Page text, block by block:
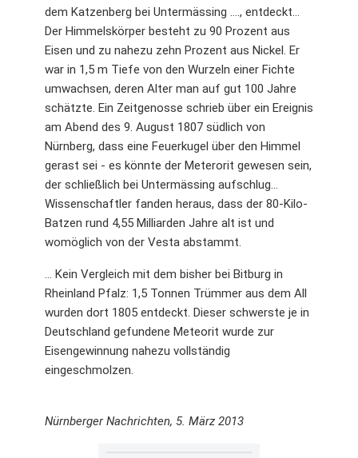
dem Katzenberg bei Untermässing ...., entdeckt...
Der Himmelskörper besteht zu 90 Prozent aus
Eisen und zu nahezu zehn Prozent aus Nickel. Er
war in 1,5 m Tiefe von den Wurzeln einer Fichte
umwachsen, deren Alter man auf gut 100 Jahre
schätzte. Ein Zeitgenosse schrieb über ein Ereignis
am Abend des 9. August 1807 südlich von
Nürnberg, dass eine Feuerkugel über den Himmel
gerast sei - es könnte der Meterorit gewesen sein,
der schließlich bei Untermässing aufschlug...
Wissenschaftler fanden heraus, dass der 80-Kilo-
Batzen rund 4,55 Milliarden Jahre alt ist und
womöglich von der Vesta abstammt.
... Kein Vergleich mit dem bisher bei Bitburg in
Rheinland Pfalz: 1,5 Tonnen Trümmer aus dem All
wurden dort 1805 entdeckt. Dieser schwerste je in
Deutschland gefundene Meteorit wurde zur
Eisengewinnung nahezu vollständig
eingeschmolzen.
Nürnberger Nachrichten, 5. März 2013